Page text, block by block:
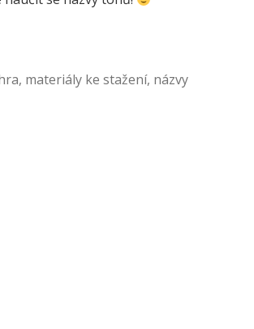
, materiály ke stažení, názvy